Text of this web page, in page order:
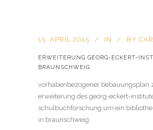
15. APRIL 2015 IN BY
ERWEITERUNG GEORG-ECKERT-
BRAUNSCHWEIG
vorhabenbezogener bebauungsplan
erweiterung des georg-eckert-
schulbuchforschung um ein
in braunschweig.